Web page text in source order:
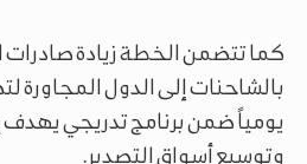
كما تتضمن الخطة زيادة صادرات
يومياً ضمن برنامج تدريجي يهدف
وتوسيع أسواق التصدير.